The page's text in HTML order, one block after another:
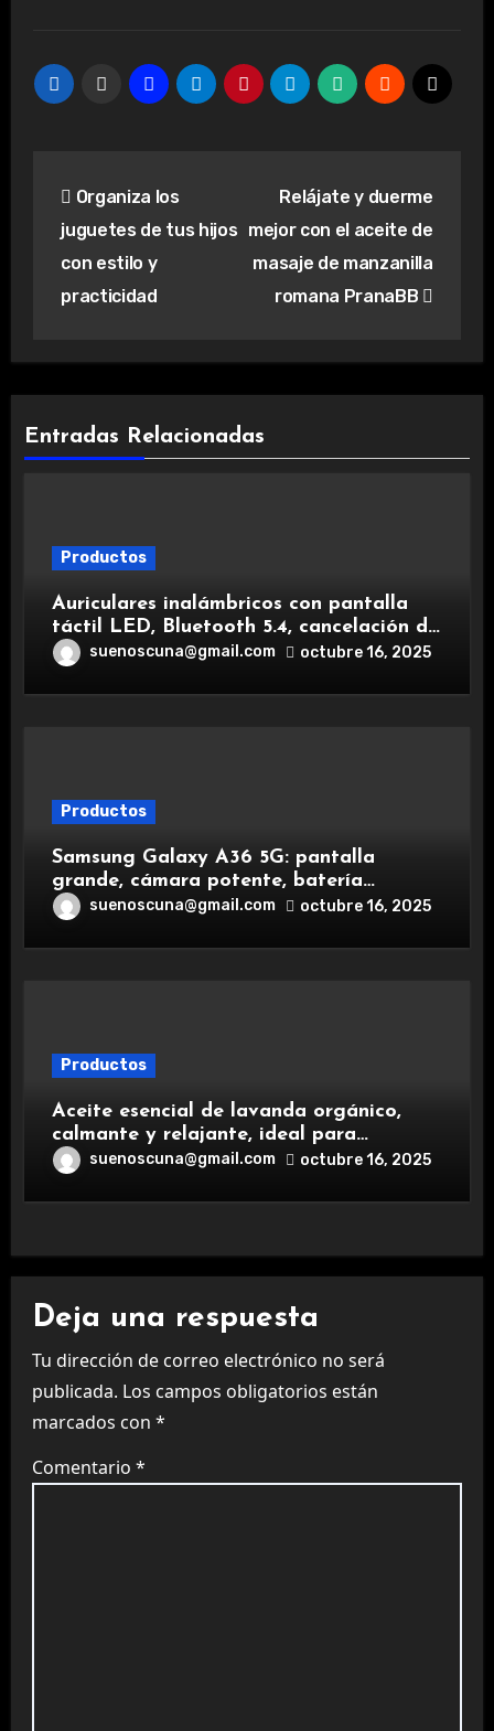
de
entradas
Organiza los
juguetes de tus hijos
con estilo y
practicidad
Relájate y duerme
mejor con el aceite de
masaje de manzanilla
romana PranaBB
Entradas Relacionadas
Productos
Auriculares inalámbricos con pantalla
táctil LED, Bluetooth 5.4, cancelación de
ruido, impermeables y de larga duración.
suenoscuna@gmail.com octubre 16, 2025
Productos
Samsung Galaxy A36 5G: pantalla
grande, cámara potente, batería
duradera y carga rápida para una
experiencia premium.
suenoscuna@gmail.com octubre 16, 2025
Productos
Aceite esencial de lavanda orgánico,
calmante y relajante, ideal para
aromaterapia.
suenoscuna@gmail.com octubre 16, 2025
Deja una respuesta
Tu dirección de correo electrónico no será
publicada. Los campos obligatorios están
marcados con *
Comentario *